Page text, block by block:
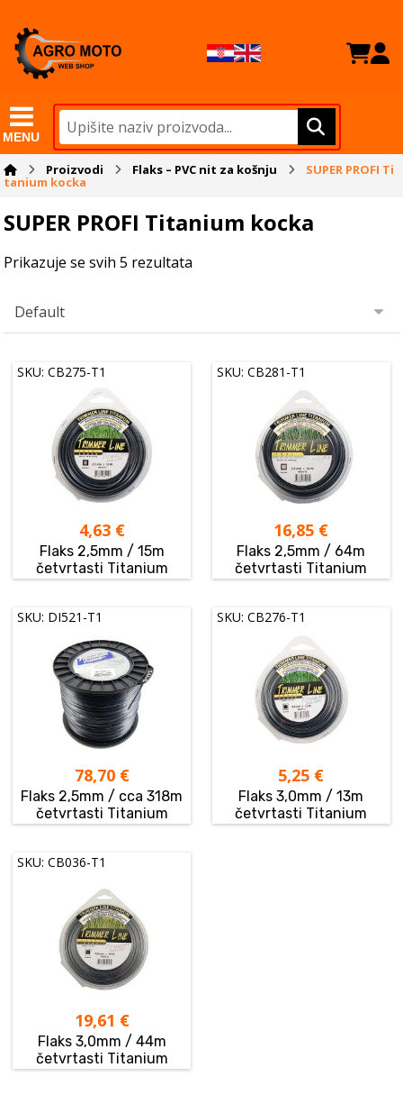
MENU
Proizvodi Flaks – PVC nit za košnju SUPER PROFI Ti
tanium kocka
SUPER PROFI Titanium kocka
Prikazuje se svih 5 rezultata
SKU: CB275-T1
4,63 €
Flaks 2,5mm / 15m
četvrtasti Titanium
SKU: CB281-T1
16,85 €
Flaks 2,5mm / 64m
četvrtasti Titanium
SKU: DI521-T1
78,70 €
Flaks 2,5mm / cca 318m
četvrtasti Titanium
SKU: CB276-T1
5,25 €
Flaks 3,0mm / 13m
četvrtasti Titanium
SKU: CB036-T1
19,61 €
Flaks 3,0mm / 44m
četvrtasti Titanium